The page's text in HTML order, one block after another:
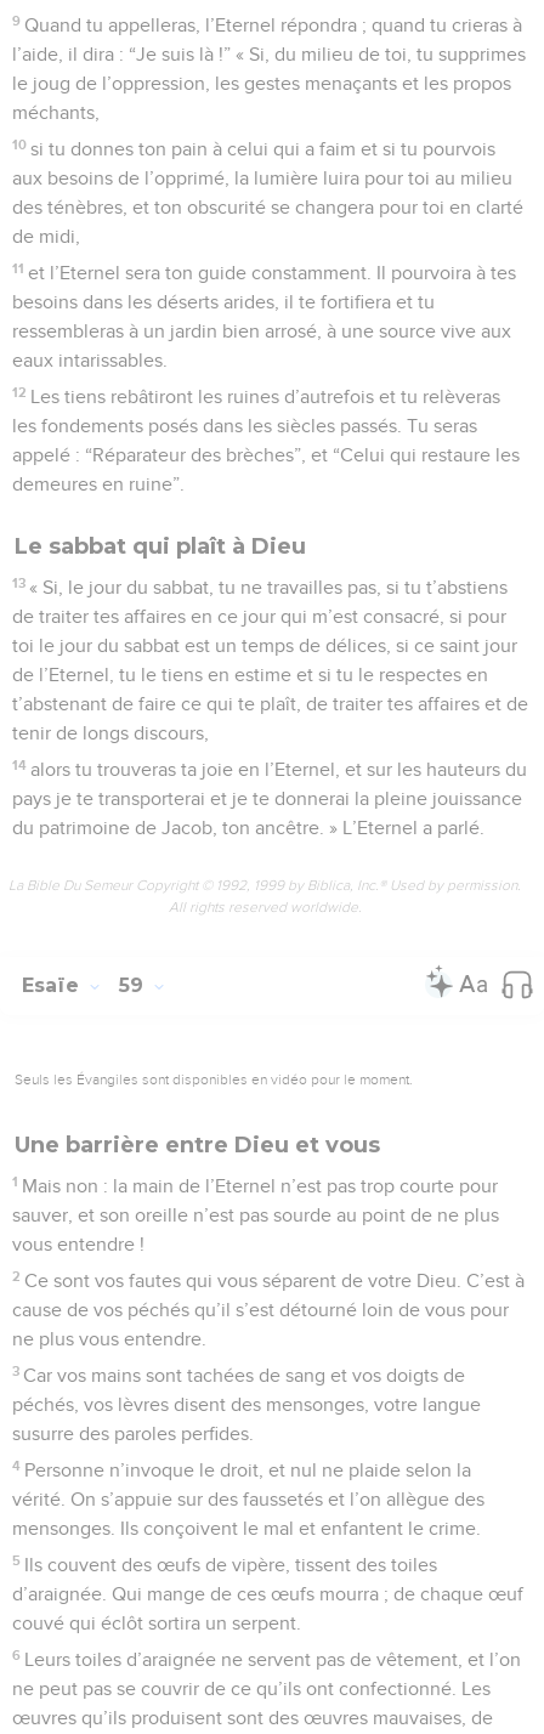
9 Quand tu appelleras, l’Eternel répondra ; quand tu crieras à
l’aide, il dira : “Je suis là !” « Si, du milieu de toi, tu supprimes
le joug de l’oppression, les gestes menaçants et les propos
méchants,
10 si tu donnes ton pain à celui qui a faim et si tu pourvois
aux besoins de l’opprimé, la lumière luira pour toi au milieu
des ténèbres, et ton obscurité se changera pour toi en clarté
de midi,
11 et l’Eternel sera ton guide constamment. Il pourvoira à tes
besoins dans les déserts arides, il te fortifiera et tu
ressembleras à un jardin bien arrosé, à une source vive aux
eaux intarissables.
12 Les tiens rebâtiront les ruines d’autrefois et tu relèveras
les fondements posés dans les siècles passés. Tu seras
appelé : “Réparateur des brèches”, et “Celui qui restaure les
demeures en ruine”.
Le sabbat qui plaît à Dieu
13 « Si, le jour du sabbat, tu ne travailles pas, si tu t’abstiens
de traiter tes affaires en ce jour qui m’est consacré, si pour
toi le jour du sabbat est un temps de délices, si ce saint jour
de l’Eternel, tu le tiens en estime et si tu le respectes en
t’abstenant de faire ce qui te plaît, de traiter tes affaires et de
tenir de longs discours,
14 alors tu trouveras ta joie en l’Eternel, et sur les hauteurs du
pays je te transporterai et je te donnerai la pleine jouissance
du patrimoine de Jacob, ton ancêtre. » L’Eternel a parlé.
La Bible Du Semeur Copyright © 1992, 1999 by Biblica, Inc.® Used by permission.
All rights reserved worldwide.
Esaïe 59
Seuls les Évangiles sont disponibles en vidéo pour le moment.
Une barrière entre Dieu et vous
1 Mais non : la main de l’Eternel n’est pas trop courte pour
sauver, et son oreille n’est pas sourde au point de ne plus
vous entendre !
2 Ce sont vos fautes qui vous séparent de votre Dieu. C’est à
cause de vos péchés qu’il s’est détourné loin de vous pour
ne plus vous entendre.
3 Car vos mains sont tachées de sang et vos doigts de
péchés, vos lèvres disent des mensonges, votre langue
susurre des paroles perfides.
4 Personne n’invoque le droit, et nul ne plaide selon la
vérité. On s’appuie sur des faussetés et l’on allègue des
mensonges. Ils conçoivent le mal et enfantent le crime.
5 Ils couvent des œufs de vipère, tissent des toiles
d’araignée. Qui mange de ces œufs mourra ; de chaque œuf
couvé qui éclôt sortira un serpent.
6 Leurs toiles d’araignée ne servent pas de vêtement, et l’on
ne peut pas se couvrir de ce qu’ils ont confectionné. Les
œuvres qu’ils produisent sont des œuvres mauvaises, de